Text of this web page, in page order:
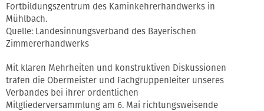
Fortbildungszentrum des Kaminkehrerhandwerks in
Mühlbach.
Quelle: Landesinnungsverband des Bayerischen
Zimmererhandwerks
Mit klaren Mehrheiten und konstruktiven Diskussionen
trafen die Obermeister und Fachgruppenleiter unseres
Verbandes bei ihrer ordentlichen
Mitgliederversammlung am 6. Mai richtungsweisende